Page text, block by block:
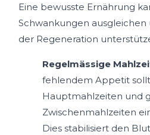
Eine bewusste Ernährung
Schwankungen
der Regeneration
Regelmässige
fehlendem Appetit
Hauptmahlzeiten und
Zwischenmahlzeiten
Dies stabilisiert den